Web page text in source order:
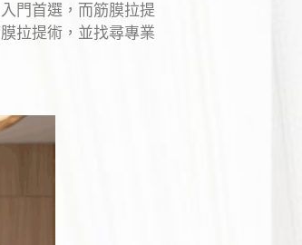
門首選，而筋膜拉提
拉提術，並找尋專業